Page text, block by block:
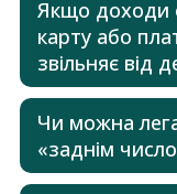
Якщо доходи
карту або
звільняє від
Чи можна
«заднім